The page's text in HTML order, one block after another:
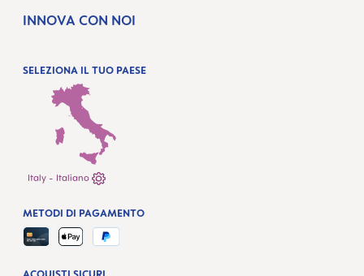
INNOVA CON NOI
SELEZIONA IL TUO PAESE
Italy - Italiano
METODI DI PAGAMENTO